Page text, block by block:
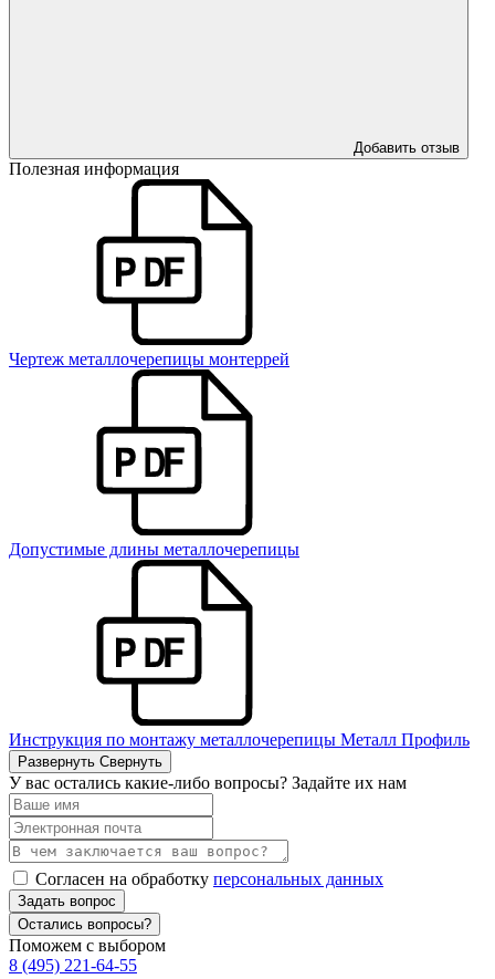
Добавить отзыв
Полезная информация
Чертеж металлочерепицы монтеррей
Допустимые длины металлочерепицы
Инструкция по монтажу металлочерепицы Металл Профиль
Развернуть Свернуть
У вас остались какие-либо вопросы? Задайте их нам
Согласен на обработку персональных данных
Задать вопрос
Остались вопросы?
Поможем с выбором
8 (495) 221-64-55